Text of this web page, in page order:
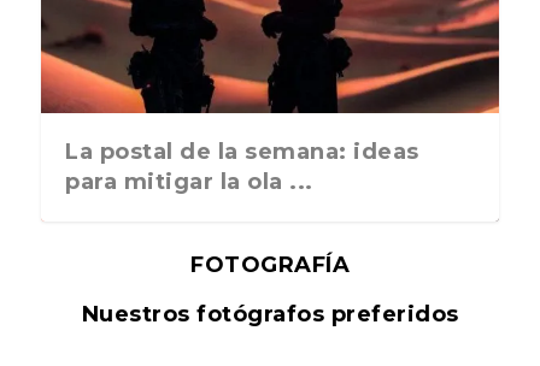
La postal de la semana: ideas
para mitigar la ola ...
FOTOGRAFÍA
Nuestros fotógrafos preferidos